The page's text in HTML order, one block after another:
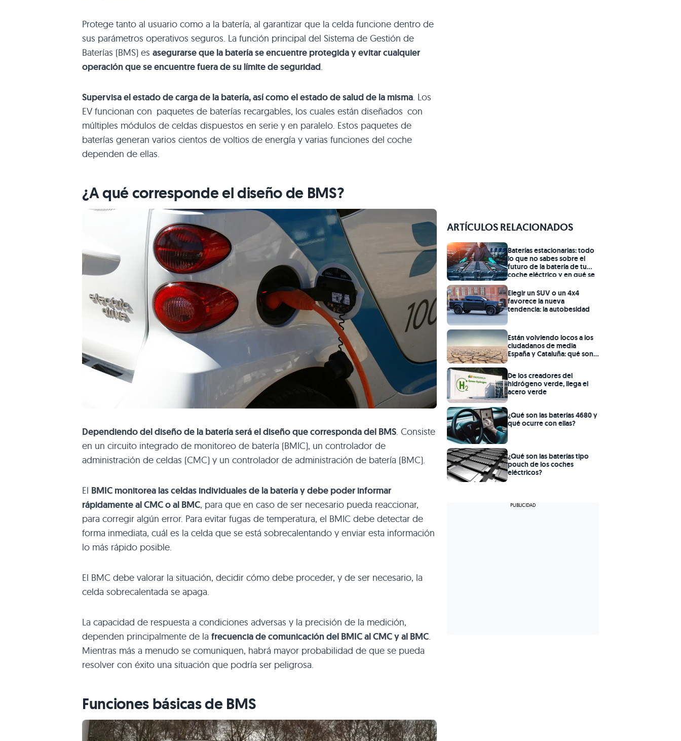
Protege tanto al usuario como a la batería, al garantizar que la celda funcione dentro de
sus parámetros operativos seguros. La función principal del Sistema de Gestión de
Baterías (BMS) es asegurarse que la batería se encuentre protegida y evitar cualquier
operación que se encuentre fuera de su límite de seguridad.
Supervisa el estado de carga de la batería, así como el estado de salud de la misma. Los
EV funcionan con paquetes de baterías recargables, los cuales están diseñados con
múltiples módulos de celdas dispuestos en serie y en paralelo. Estos paquetes de
baterías generan varios cientos de voltios de energía y varias funciones del coche
dependen de ellas.
¿A qué corresponde el diseño de BMS?
Dependiendo del diseño de la batería será el diseño que corresponda del BMS. Consiste
en un circuito integrado de monitoreo de batería (BMIC), un controlador de
administración de celdas (CMC) y un controlador de administración de batería (BMC).
El BMIC monitorea las celdas individuales de la batería y debe poder informar
rápidamente al CMC o al BMC, para que en caso de ser necesario pueda reaccionar,
para corregir algún error. Para evitar fugas de temperatura, el BMIC debe detectar de
forma inmediata, cuál es la celda que se está sobrecalentando y enviar esta información
lo más rápido posible.
El BMC debe valorar la situación, decidir cómo debe proceder, y de ser necesario, la
celda sobrecalentada se apaga.
La capacidad de respuesta a condiciones adversas y la precisión de la medición,
dependen principalmente de la frecuencia de comunicación del BMIC al CMC y al BMC.
Mientras más a menudo se comuniquen, habrá mayor probabilidad de que se pueda
resolver con éxito una situación que podría ser peligrosa.
Funciones básicas de BMS
ARTÍCULOS RELACIONADOS
Baterías estacionarias: todo
lo que no sabes sobre el
futuro de la batería de tu
coche eléctrico y en qué se
Elegir un SUV o un 4x4
favorece la nueva
tendencia: la autobesidad
Están volviendo locos a los
ciudadanos de media
España y Cataluña: qué son
De los creadores del
hidrógeno verde, llega el
acero verde
¿Qué son las baterías 4680 y
qué ocurre con ellas?
¿Qué son las baterías tipo
pouch de los coches
eléctricos?